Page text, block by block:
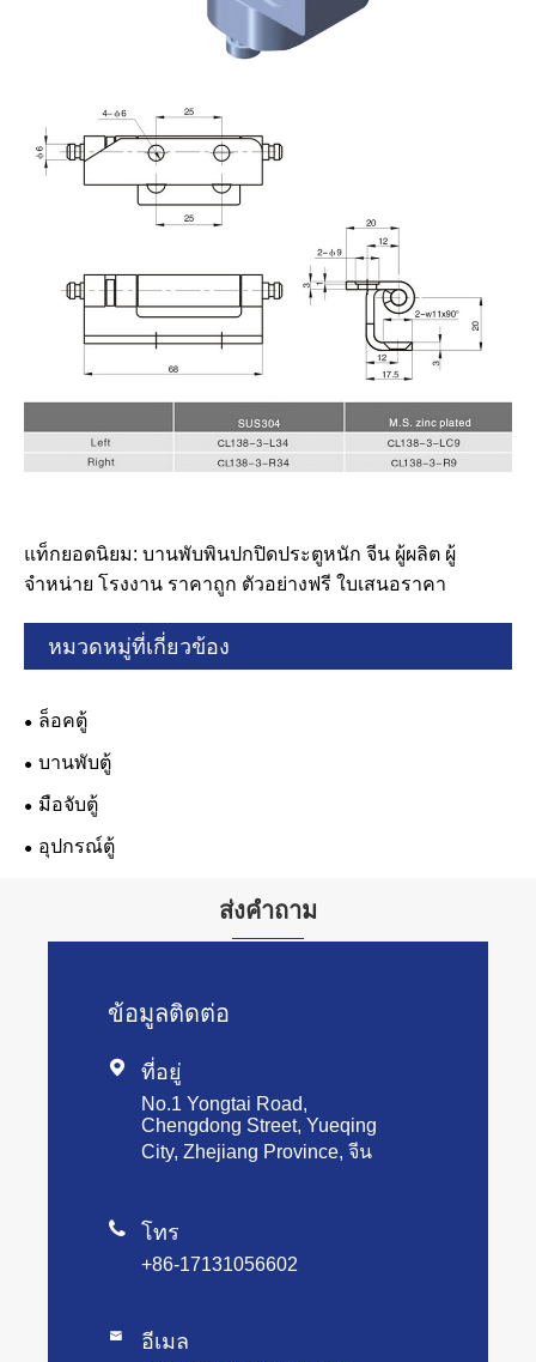
แท็กยอดนิยม: บานพับพินปกปิดประตูหนัก จีน ผู้ผลิต ผู้
จำหน่าย โรงงาน ราคาถูก ตัวอย่างฟรี ใบเสนอราคา
หมวดหมู่ที่เกี่ยวข้อง
ล็อคตู้
บานพับตู้
มือจับตู้
อุปกรณ์ตู้
ส่งคำถาม
ข้อมูลติดต่อ
 ที่อยู่
No.1 Yongtai Road,
Chengdong Street, Yueqing
City, Zhejiang Province, จีน
 โทร
+86-17131056602
 อีเมล